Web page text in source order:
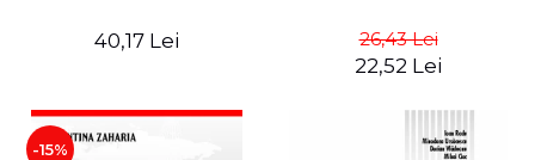
40,17 Lei 26,43 Lei
22,52 Lei
-15%